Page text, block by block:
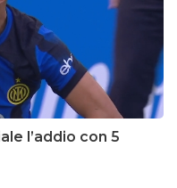
l’addio con 5